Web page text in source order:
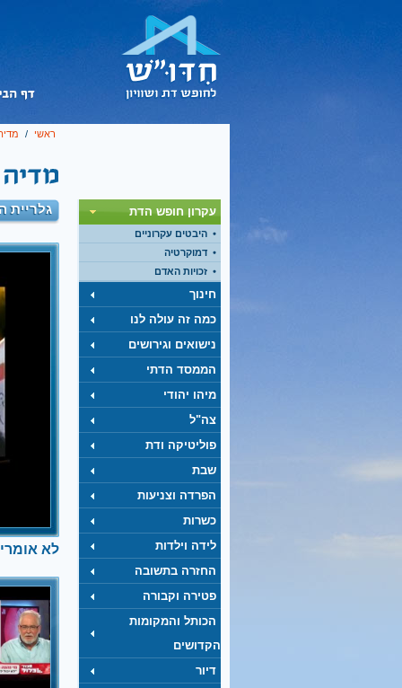
ראשי /
עקרון חופש הדת
היבטים עקרוניים
דמוקרטיה
זכויות האדם
חינוך
כמה זה עולה לנו
נישואים וגירושים
הממסד הדתי
מיהו יהודי
צה"ל
פוליטיקה ודת
שבת
הפרדה וצניעות
כשרות
לידה וילדות
החזרה בתשובה
פטירה וקבורה
הכותל והמקומות
הקדושים
דיור
גלריית
הדתית
לחץ
לא
פטור
חשבון
הצעת
בקריאה
ובתי
מנכ"ל